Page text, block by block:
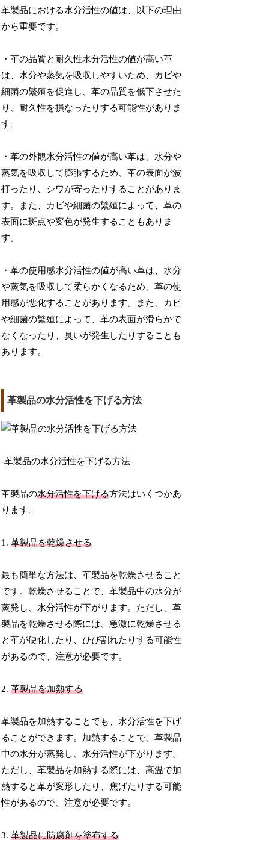
革製品における水分活性の値は、以下の理由
から重要です。
・革の品質と耐久性水分活性の値が高い革
は、水分や蒸気を吸収しやすいため、カビや
細菌の繁殖を促進し、革の品質を低下させた
り、耐久性を損なったりする可能性がありま
す。
・革の外観水分活性の値が高い革は、水分や
蒸気を吸収して膨張するため、革の表面が波
打ったり、シワが寄ったりすることがありま
す。また、カビや細菌の繁殖によって、革の
表面に斑点や変色が発生することもありま
す。
・革の使用感水分活性の値が高い革は、水分
や蒸気を吸収して柔らかくなるため、革の使
用感が悪化することがあります。また、カビ
や細菌の繁殖によって、革の表面が滑らかで
なくなったり、臭いが発生したりすることも
あります。
革製品の水分活性を下げる方法
-革製品の水分活性を下げる方法-
革製品の水分活性を下げる方法はいくつかあ
ります。
1.革製品を乾燥させる
最も簡単な方法は、革製品を乾燥させること
です。乾燥させることで、革製品中の水分が
蒸発し、水分活性が下がります。ただし、革
製品を乾燥させる際には、急激に乾燥させる
と革が硬化したり、ひび割れたりする可能性
があるので、注意が必要です。
2.革製品を加熱する
革製品を加熱することでも、水分活性を下げ
ることができます。加熱することで、革製品
中の水分が蒸発し、水分活性が下がります。
ただし、革製品を加熱する際には、高温で加
熱すると革が変形したり、焦げたりする可能
性があるので、注意が必要です。
3.革製品に防腐剤を塗布する